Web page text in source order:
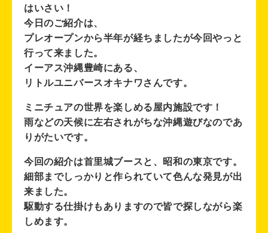
はいさい！
今日のご紹介は、
プレオープンから半年が経ちましたが今回やっと
行って来ました。
イーアス沖縄豊崎にある、
リトルユニバースオキナワさんです。
ミニチュアの世界を楽しめる屋内施設です！
雨などの天候に左右されがちな沖縄遊びなのであ
りがたいです。
今回の紹介は首里城ブースと、昭和の東京です。
細部までしっかりと作られていて色んな発見が出
来ました。
駆動する仕掛けもありますので皆で探しながら楽
しめます。